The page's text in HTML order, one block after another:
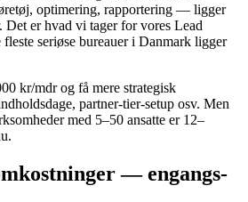
optimering, rapportering — ligger
Det er hvad vi tager for vores Lead
seriøse bureauer i Danmark ligger
kr/mdr og få mere strategisk
partner-tier-setup osv. Men
med 5–50 ansatte er 12–
— engangs-